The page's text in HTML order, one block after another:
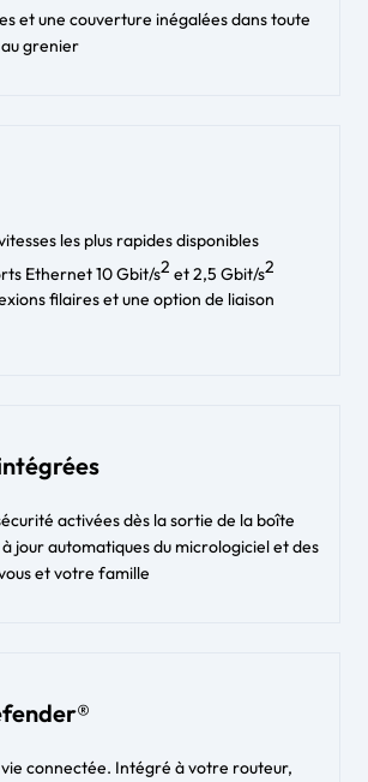
et une couverture inégalées dans toute
grenier
les plus rapides disponibles
Ethernet 10 Gbit/s2 et 2,5 Gbit/s2
filaires et une option de liaison
activées dès la sortie de la boîte
jour automatiques du micrologiciel et des
et votre famille
connectée. Intégré à votre routeur,